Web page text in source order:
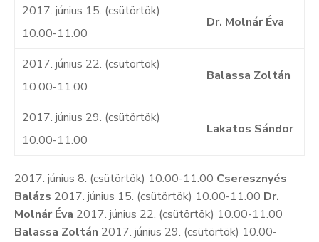
2017. június 15. (csütörtök)
10.00-11.00
Dr. Molnár Éva
2017. június 22. (csütörtök)
10.00-11.00
Balassa Zoltán
2017. június 29. (csütörtök)
10.00-11.00
Lakatos Sándor
2017. június 8. (csütörtök) 10.00-11.00 Cseresznyés
Balázs 2017. június 15. (csütörtök) 10.00-11.00 Dr.
Molnár Éva 2017. június 22. (csütörtök) 10.00-11.00
Balassa Zoltán 2017. június 29. (csütörtök) 10.00-